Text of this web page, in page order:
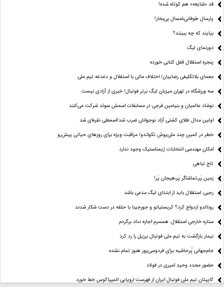
قد «شایعه» هم کوتاه شده!
پارسال طوفانی،امسال بی‌بخار!
بیایند که چه ببینند؟
دورنمای لیگ
پنجره‌ استقلال قفل کتابی خورده
معمای بلاتکلیفی رضاییان/ اختلاف مالی با استقلال و دغدغه تیم ملی
سه ورزشگاه در تهران میزبان لیگ برتر فوتبال/ خبری از آزادی نیست
نوشاد عالمیان و بنیامین فرجی در مسابقات اسمش سوئد شرکت می‌کنند
اولین مدال طلای کشتی آزاد نوجوانان ضرب شد/اسمعلی نقره‌ای شد
خطر در کمین چند ملی‌پوش تکواندو/ مراقبت ویژه برای روزهای حیاتی پیش‌رو
امکان مهندسی انتخابات ژیمناستیک وجود ندارد
تاج تباهی
زمین پَر،تماشاگر پَر،هیجان پَر!
رجبی: استقلال باید از ابتدای لیگ مدعی باشد
رونالدو ازدواج کرد؟ کریستیانو و جورجینا با حلقه در دست شکار شدند
ستاره خارجی استقلال: همسرم اجازه نداد برگردم
نیمار بازگشت به تیم ملی فوتبال برزیل را رد کرد
جام‌جهانی پُرحاشیه برای فردوسی‌پور هنوز تمام نشده
حضور مجدد وحید امیری در فولاد
کاپیتان تیم ملی فوتبال ایران از فهرست اروپایی المپیاکوس خط خورد